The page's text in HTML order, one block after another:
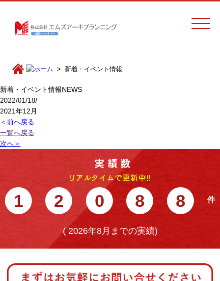
新着・イベント情報
新着・イベント情報NEWS
2022/01/18/
2021年12月
＜前へ戻る
一覧へ戻る
次へ＞
1 2 0 8 8
(2026年8月までの実績)